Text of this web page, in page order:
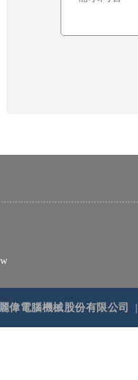
偉電腦機械股份有限公司